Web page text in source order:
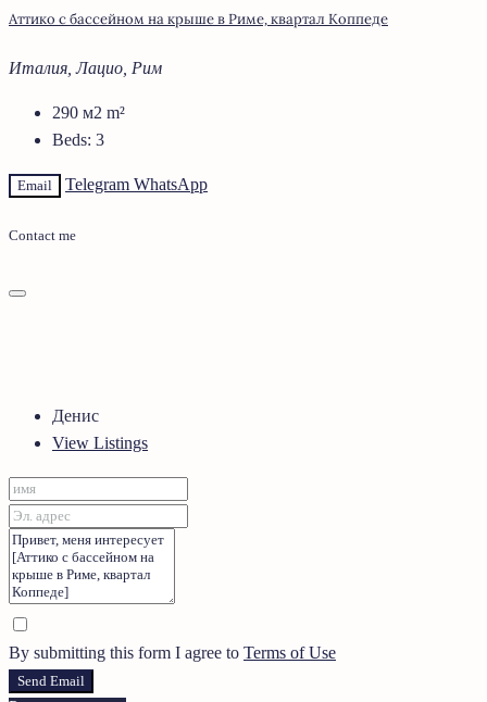
Аттико с бассейном на крыше в Риме, квартал Коппеде
Италия, Лацио, Рим
290 м2 m²
Beds: 3
Email Telegram WhatsApp
Contact me
Денис
View Listings
By submitting this form I agree to Terms of Use
Send Email